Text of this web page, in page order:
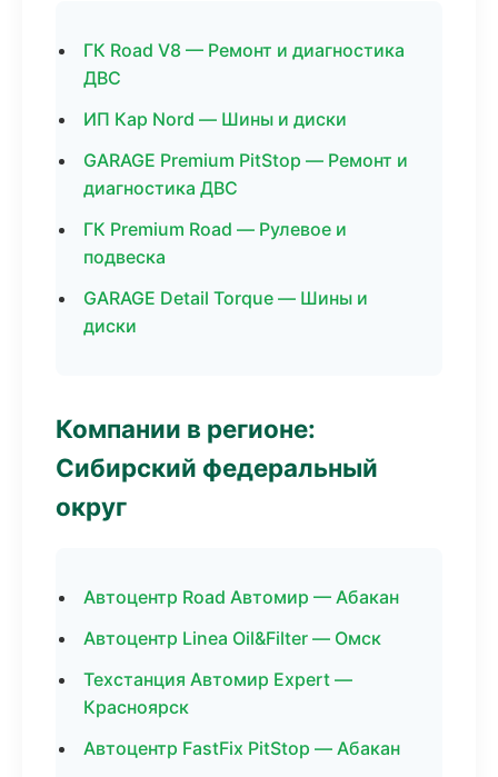
ГК Road V8 — Ремонт и диагностика
ДВС
ИП Кар Nord — Шины и диски
GARAGE Premium PitStop — Ремонт и
диагностика ДВС
ГК Premium Road — Рулевое и
подвеска
GARAGE Detail Torque — Шины и
диски
Компании в регионе:
Сибирский федеральный
округ
Автоцентр Road Автомир — Абакан
Автоцентр Linea Oil&Filter — Омск
Техстанция Автомир Expert —
Красноярск
Автоцентр FastFix PitStop — Абакан